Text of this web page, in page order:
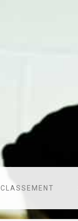
CLASSEMENT